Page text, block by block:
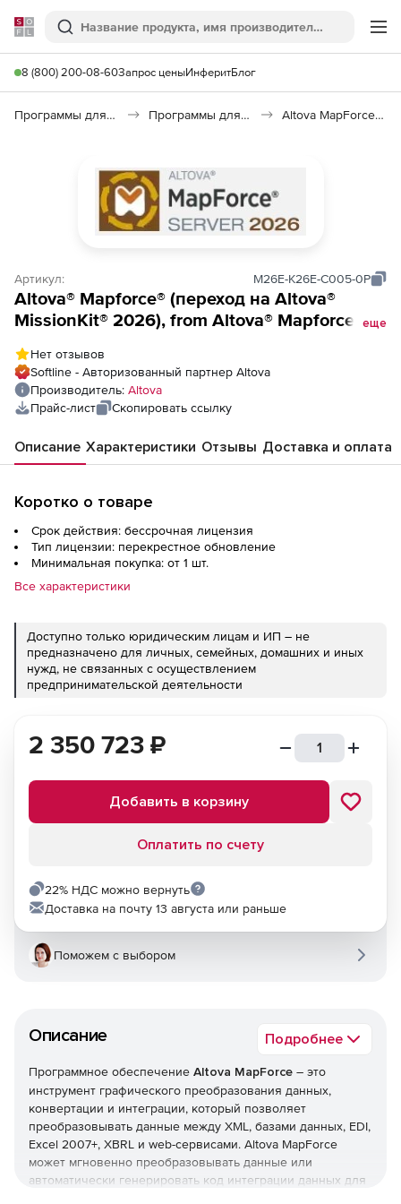
Softline
Поиск
8 (800) 200-08-60Запрос ценыИнферитБлог
Программы для программирования Программы для работы с базами данных Altova MapForce 2026
Артикул: M26E-K26E-C005-0P
Altova® Mapforce® (переход на Altova®
MissionKit® 2026), from Altova® Mapforce®
MissionKit® 2026 Enterprise Edition
Concurrent Users (5)
еще
Нет отзывов
Softline - Авторизованный партнер Altova
Производитель: Altova
Прайс-лист
Скопировать ссылку
Описание Характеристики Отзывы Доставка и оплата
Коротко о товаре
Срок действия: бессрочная лицензия
Тип лицензии: перекрестное обновление
Минимальная покупка: от 1 шт.
Все характеристики
Доступно только юридическим лицам и ИП – не
предназначено для личных, семейных, домашних и иных
нужд, не связанных с осуществлением
предпринимательской деятельности
Описание Подробнее
Программное обеспечение Altova MapForce – это
инструмент графического преобразования данных,
конвертации и интеграции, который позволяет
преобразовывать данные между XML, базами данных, EDI,
Excel 2007+, XBRL и web-сервисами. Altova MapForce
может мгновенно преобразовывать данные или
автоматически генерировать код интеграции данных для
2 350 723 ₽
Добавить в корзину
Оплатить по счету
22% НДС можно вернуть
Доставка на почту 13 августа или раньше
Поможем с выбором